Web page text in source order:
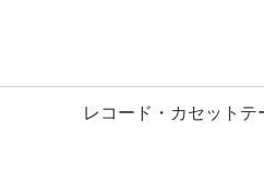
レコード・カセット